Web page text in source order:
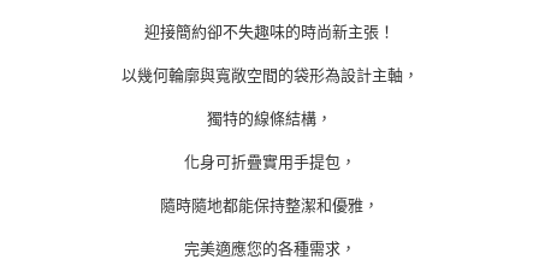
迎接簡約卻不失趣味的時尚新主張！
以幾何輪廓與寬敞空間的袋形為設計主軸，
獨特的線條結構，
化身可折疊實用手提包，
隨時隨地都能保持整潔和優雅，
完美適應您的各種需求，